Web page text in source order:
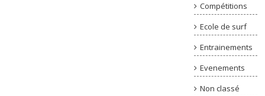
Compétitions
Ecole de surf
Entrainements
Evenements
Non classé